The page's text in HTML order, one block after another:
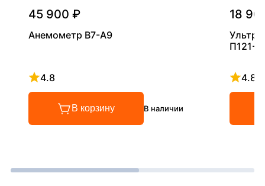
45 900 ₽
Анемометр В7-А9
4.8
Рейтинг 4.8 из 5
В корзину В наличии
18
П121-
4.8